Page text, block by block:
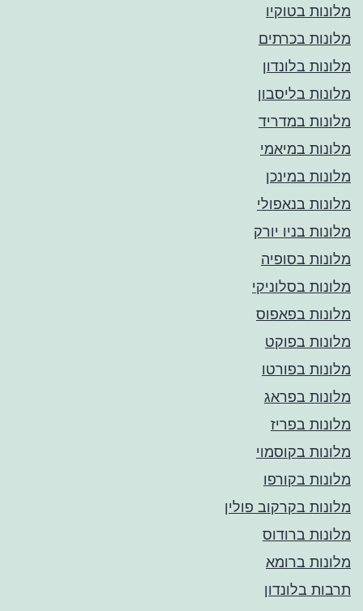
מלונות בטוקיו
מלונות בכרתים
מלונות בלונדון
מלונות בליסבון
מלונות במדריד
מלונות במיאמי
מלונות במינכן
מלונות בנאפולי
מלונות בניו יורק
מלונות בסופיה
מלונות בסלוניקי
מלונות בפאפוס
מלונות בפוקט
מלונות בפורטו
מלונות בפראג
מלונות בפריז
מלונות בקוסמוי
מלונות בקורפו
מלונות בקרקוב פולין
מלונות ברודוס
מלונות ברומא
תרבות בלונדון